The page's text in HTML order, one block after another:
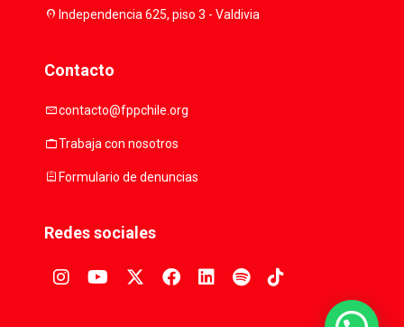
location_onIndependencia 625, piso 3 - Valdivia
Contacto
mailcontacto@fppchile.org
workTrabaja con nosotros
assignmentFormulario de denuncias
Redes sociales